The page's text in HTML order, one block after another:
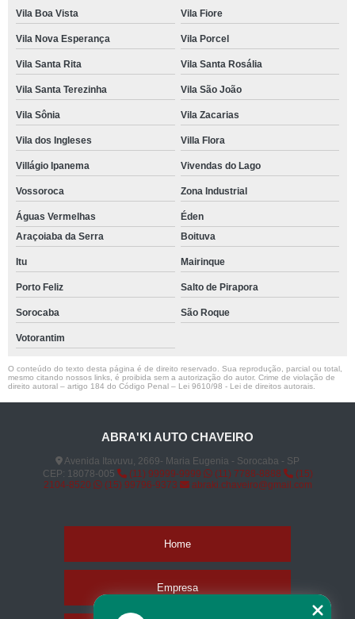
Vila Boa Vista Vila Fiore
Vila Nova Esperança Vila Porcel
Vila Santa Rita Vila Santa Rosália
Vila Santa Terezinha Vila São João
Vila Sônia Vila Zacarias
Vila dos Ingleses Villa Flora
Villágio Ipanema Vivendas do Lago
Vossoroca Zona Industrial
Águas Vermelhas
Éden
Araçoiaba da Serra
Boituva
Itu Mairinque
Porto Feliz Salto de Pirapora
Sorocaba São Roque
Votorantim
O conteúdo do texto desta página é de direito reservado. Sua reprodução, parcial ou total,
mesmo citando nossos links, é proibida sem a autorização do autor. Crime de violação de
direito autoral – artigo 184 do Código Penal – Lei 9610/98 - Lei de direitos autorais
ABRA'KI AUTO CHAVEIRO
Avenida Itavuvu, 2669- Maria Eugenia - Sorocaba - SP
CEP: 18078-005
(11) 99999-9999 (11) 7788-8888
(15)
2104-8520
(15) 99796-9373 abraki.chaveiro@gmail.com
Home
Empresa